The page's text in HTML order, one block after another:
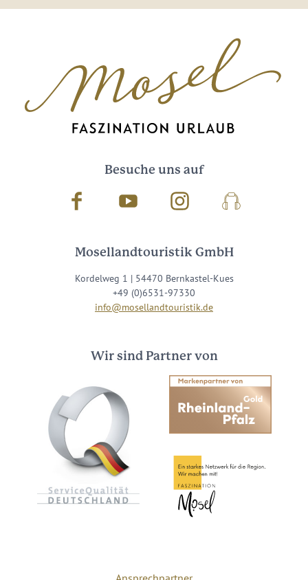
Besuche uns auf
Facebook Youtube InstagramPodcast
Mosellandtouristik GmbH
Kordelweg 1 | 54470 Bernkastel-Kues
+49 (0)6531-97330
info@mosellandtouristik.de
Wir sind Partner von